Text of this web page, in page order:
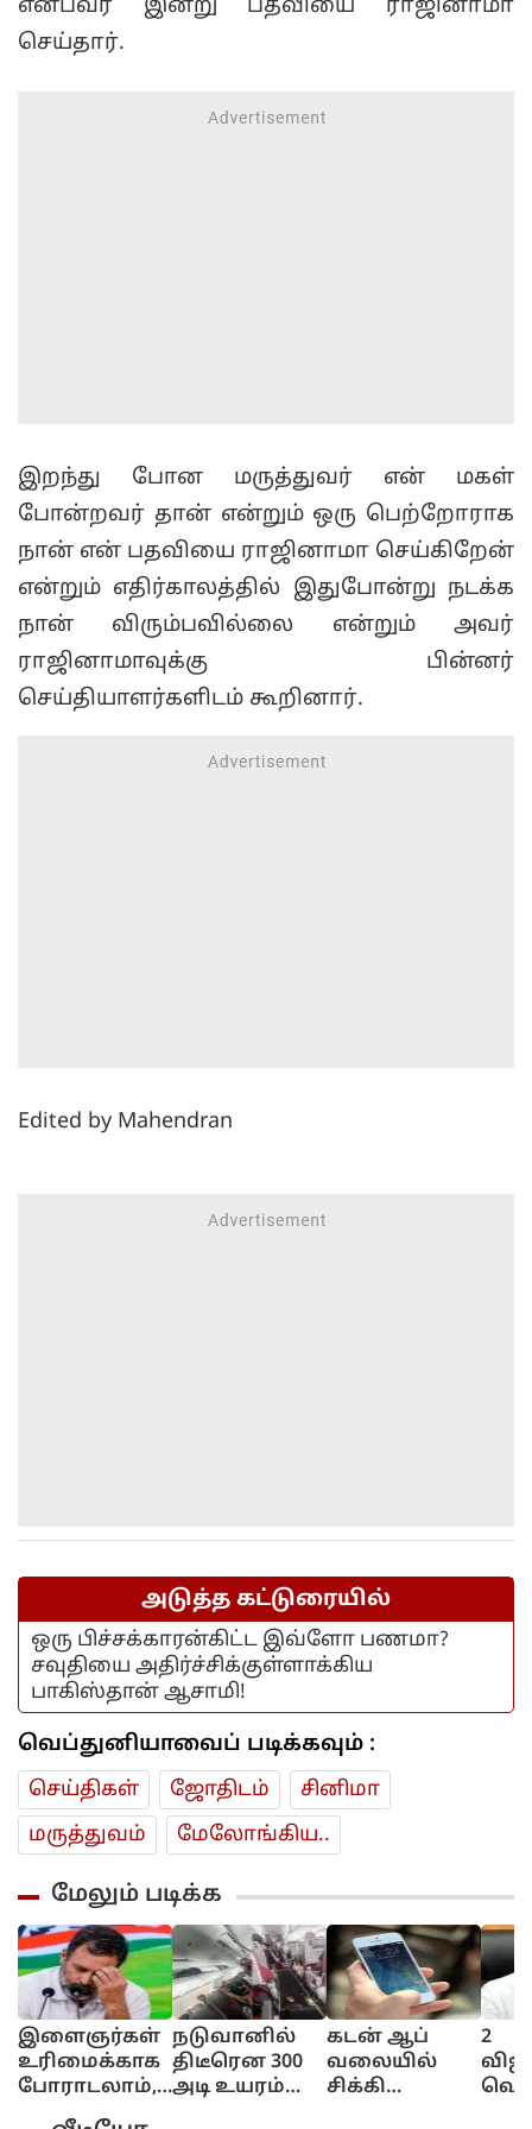
என்பவர் இன்று பதவியை ராஜினாமா
செய்தார்.
இறந்து போன மருத்துவர் என் மகள்
போன்றவர் தான் என்றும் ஒரு பெற்றோராக
நான் என் பதவியை ராஜினாமா செய்கிறேன்
என்றும் எதிர்காலத்தில் இதுபோன்று நடக்க
நான் விரும்பவில்லை என்றும் அவர்
ராஜினாமாவுக்கு பின்னர்
செய்தியாளர்களிடம் கூறினார்.
Edited by Mahendran
அடுத்த கட்டுரையில்
ஒரு பிச்சக்காரன்கிட்ட இவ்ளோ பணமா?
சவுதியை அதிர்ச்சிக்குள்ளாக்கிய
பாகிஸ்தான் ஆசாமி!
வெப்துனியாவைப் படிக்கவும் :
செய்திகள் ஜோ‌திட‌ம்
சினிமா
மரு‌த்துவ‌ம்
மேலோங்கிய..
மேலும் படிக்க
இளைஞர்கள்
உரிமைக்காக
போராடலாம்,
நடுவானில்
திடீரென 300
அடி உயரம்
கடன் ஆப்
வலையில்
சிக்கி
2